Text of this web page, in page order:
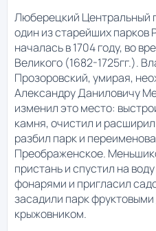
Люберецкий Центральный
один из старейших парков
началась в 1704 году, во
Великого (1682-1725гг.).
Прозоровский, умирая,
Александру Даниловичу
изменил это место:
камня, очистил и
разбил парк и
Преображенское.
пристань и спустил на
фонарями и пригласил
засадили парк
крыжовником.